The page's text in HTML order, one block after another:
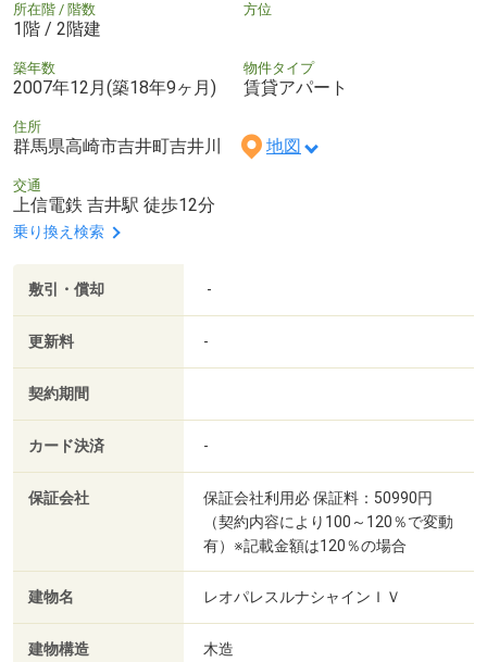
所在階 / 階数
1階 / 2階建
方位
築年数
2007年12月(築18年9ヶ月)
物件タイプ
賃貸アパート
住所
群馬県高崎市吉井町吉井川 地図
交通
上信電鉄 吉井駅 徒歩12分
乗り換え検索
敷引・償却 -
更新料 -
契約期間
カード決済 -
保証会社
保証会社利用必 保証料：50990円
（契約内容により100～120％で変動
有）※記載金額は120％の場合
建物名 レオパレスルナシャインＩＶ
建物構造 木造